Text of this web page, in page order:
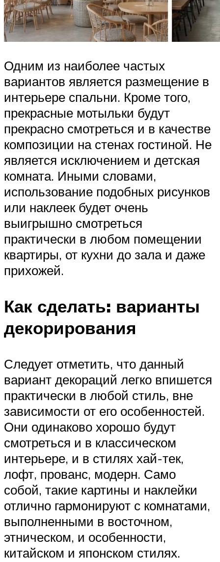
Одним из наиболее частых
вариантов является размещение в
интерьере спальни. Кроме того,
прекрасные мотыльки будут
прекрасно смотреться и в качестве
композиции на стенах гостиной. Не
является исключением и детская
комната. Иными словами,
использование подобных рисунков
или наклеек будет очень
выигрышно смотреться
практически в любом помещении
квартиры, от кухни до зала и даже
прихожей.
Как сделать: варианты
декорирования
Следует отметить, что данный
вариант декораций легко впишется
практически в любой стиль, вне
зависимости от его особенностей.
Они одинаково хорошо будут
смотреться и в классическом
интерьере, и в стилях хай-тек,
лофт, прованс, модерн. Само
собой, такие картины и наклейки
отлично гармонируют с комнатами,
выполненными в восточном,
этническом, и особенности,
китайском и японском стилях.